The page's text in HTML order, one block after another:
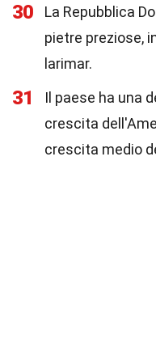
30
La Repubblica
pietre preziose,
larimar.
31
Il paese ha una
crescita
crescita medio